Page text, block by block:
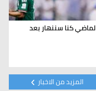
كنا سننهار بعد
المزيد من الاخبار